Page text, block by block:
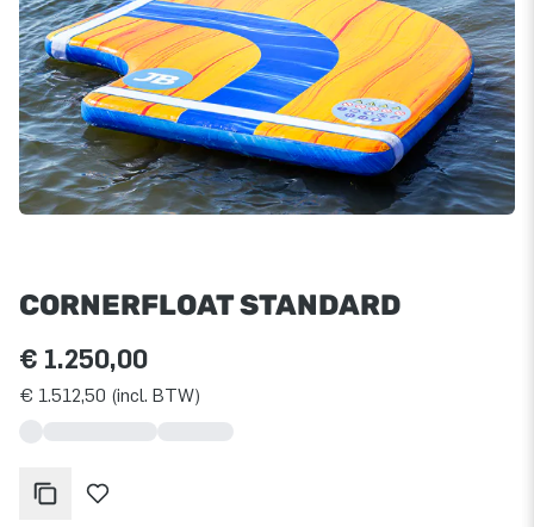
CORNERFLOAT STANDARD
€ 1.250,00
€ 1.512,50 (incl. BTW)